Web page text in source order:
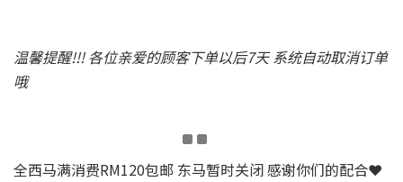
温馨提醒!!! 各位亲爱的顾客下单以后7天 系统自动取消订单
哦
全西马满消费RM120包邮 东马暂时关闭 感谢你们的配合❤